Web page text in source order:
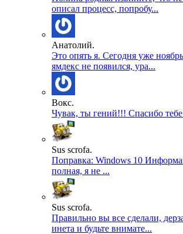
описал процесс, попробу...
Анатолий.
Это опять я. Сегодня уже
ямдекс не появился, ура...
Вокс.
Чувак, ты гений!!! Спасибо
Sus scrofa.
Поправка: Windows 10
полная, я не ...
Sus scrofa.
Правильно вы все сделали,
инета и будьте внимате...